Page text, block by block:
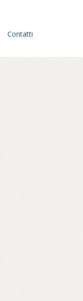
Contatti